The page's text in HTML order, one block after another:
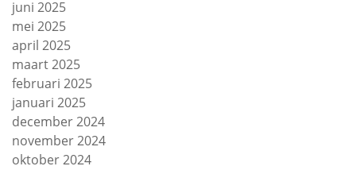
juni 2025
mei 2025
april 2025
maart 2025
februari 2025
januari 2025
december 2024
november 2024
oktober 2024